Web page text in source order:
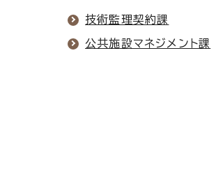
技術監理契約課
公共施設マネジメント課